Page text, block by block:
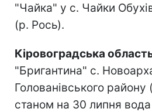
"Чайка" у с. Чайки
(р. Рось).
Кіровоградська
"Бригантина" с.
Голованівського
станом на 30 липня вода